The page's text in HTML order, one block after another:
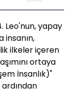
Leo'nun, yapay
insanın,
ilkeler içeren
ortaya
İnsanlık)"
ardından